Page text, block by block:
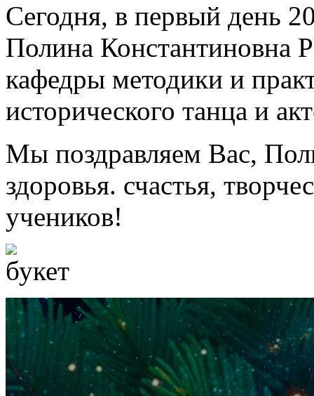
Сегодня, в первый день
Полина Константиновна
кафедры методики и
исторического танца и
Мы поздравляем Вас,
здоровья. счастья,
учеников!